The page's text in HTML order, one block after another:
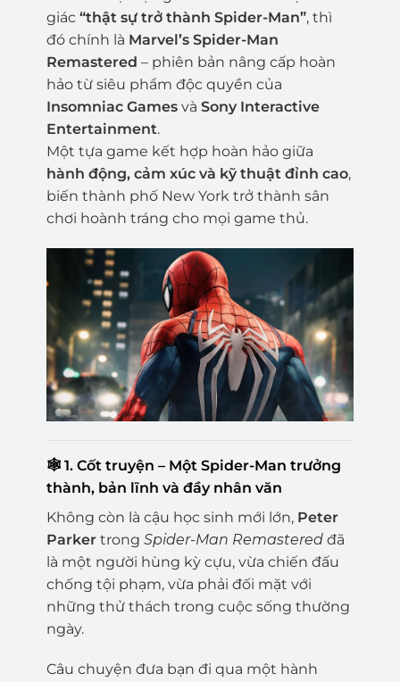
giác “thật sự trở thành Spider-Man”, thì
đó chính là Marvel’s Spider-Man
Remastered – phiên bản nâng cấp hoàn
hảo từ siêu phẩm độc quyền của
Insomniac Gamesvà Sony Interactive
Entertainment.
Một tựa game kết hợp hoàn hảo giữa
hành động, cảm xúc và kỹ thuật đỉnh cao,
biến thành phố New York trở thành sân
chơi hoành tráng cho mọi game thủ.
🕸️ 1. Cốt truyện – Một Spider-Man trưởng
thành, bản lĩnh và đầy nhân văn
Không còn là cậu học sinh mới lớn, Peter
Parkertrong Spider-Man Remasteredđã
là một người hùng kỳ cựu, vừa chiến đấu
chống tội phạm, vừa phải đối mặt với
những thử thách trong cuộc sống thường
ngày.
Câu chuyện đưa bạn đi qua một hành